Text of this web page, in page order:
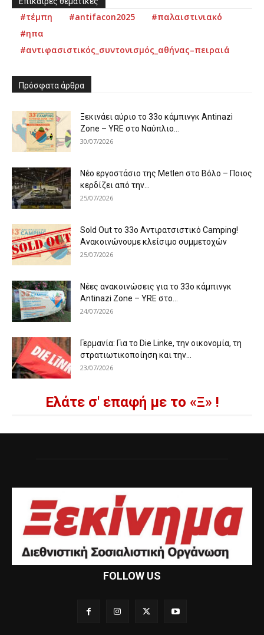
#τέμπη #antifacon2025
#παλαιστινιακό
#ηπα
#αντιφασιστικός_συντονισμός_αθήνας–πειραιά
Πρόσφατα άρθρα
Ξεκινάει αύριο το 33ο κάμπινγκ Antinazi
Zone – YRE στο Ναύπλιο...
30/07/2026
Νέο εργοστάσιο της Metlen στο Βόλο – Ποιος
κερδίζει από την...
25/07/2026
Sold Out το 33ο Αντιρατσιστικό Camping!
Ανακοινώνουμε κλείσιμο συμμετοχών
25/07/2026
Νέες ανακοινώσεις για το 33ο κάμπινγκ
Antinazi Zone – YRE στο...
24/07/2026
Γερμανία: Για το Die Linke, την οικονομία, τη
στρατιωτικοποίηση και την...
23/07/2026
Ελάτε σ' επαφή με το «Ξ» !
FOLLOW US